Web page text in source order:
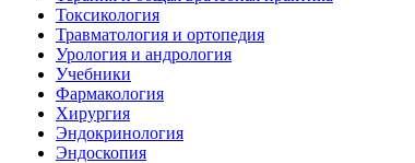
Токсикология
Травматология и ортопедия
Урология и андрология
Учебники
Фармакология
Хирургия
Эндокринология
Эндоскопия